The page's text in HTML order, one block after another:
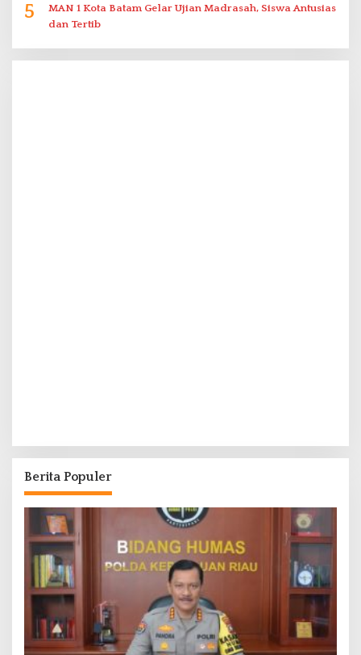
5
MAN 1 Kota Batam Gelar Ujian Madrasah, Siswa Antusias
dan Tertib
Berita Populer